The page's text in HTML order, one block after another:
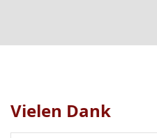
Vielen Dank
Logo1bis1von1